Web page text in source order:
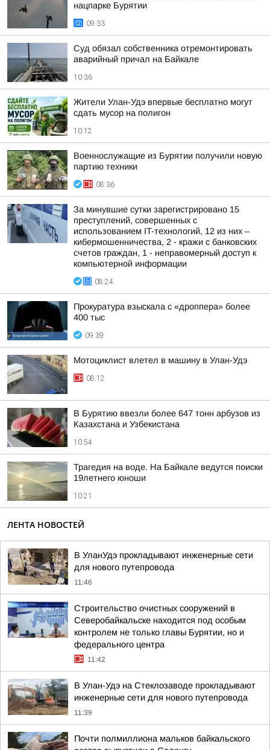
нацпарке Бурятии
09:33
Суд обязал собственника отремонтировать
аварийный причал на Байкале
10:36
Жители Улан-Удэ впервые бесплатно могут
сдать мусор на полигон
10:12
Военнослужащие из Бурятии получили новую
партию техники
08:36
За минувшие сутки зарегистрировано 15
преступлений, совершенных с
использованием IT-технологий, 12 из них –
кибермошенничества, 2 - кражи с банковских
счетов граждан, 1 - неправомерный доступ к
компьютерной информации
08:24
Прокуратура взыскала с «дроппера» более
400 тыс
09:39
Мотоциклист влетел в машину в Улан-Удэ
08:12
В Бурятию ввезли более 647 тонн арбузов из
Казахстана и Узбекистана
10:54
Трагедия на воде. На Байкале ведутся поиски
19летнего юноши
10:21
ЛЕНТА НОВОСТЕЙ
В УланУдэ прокладывают инженерные сети
для нового путепровода
11:46
Строительство очистных сооружений в
Северобайкальске находится под особым
контролем не только главы Бурятии, но и
федерального центра
11:42
В Улан-Удэ на Стеклозаводе прокладывают
инженерные сети для нового путепровода
11:39
Почти полмиллиона мальков байкальского